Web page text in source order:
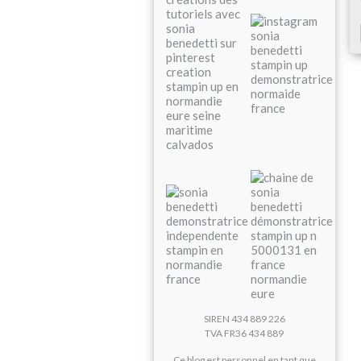
SIREN 434 889 226
TVA FR36 434 889